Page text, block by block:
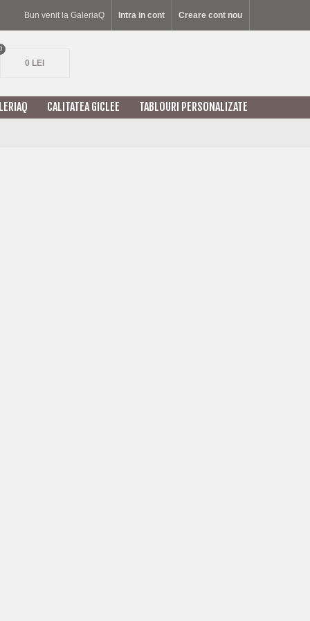
Bun venit la GaleriaQ Intra in cont Creare cont nou
0 LEI
CALITATEA GICLEE TABLOURI PERSONALIZATE